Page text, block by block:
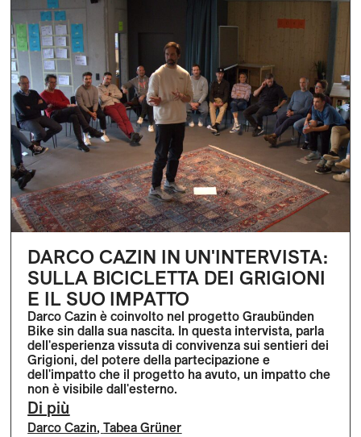
DARCO CAZIN IN UN'INTERVISTA:
SULLA BICICLETTA DEI GRIGIONI
E IL SUO IMPATTO
Darco Cazin è coinvolto nel progetto Graubünden
Bike sin dalla sua nascita. In questa intervista, parla
dell'esperienza vissuta di convivenza sui sentieri dei
Grigioni, del potere della partecipazione e
dell'impatto che il progetto ha avuto, un impatto che
non è visibile dall'esterno.
Di più
Darco Cazin,Tabea Grüner